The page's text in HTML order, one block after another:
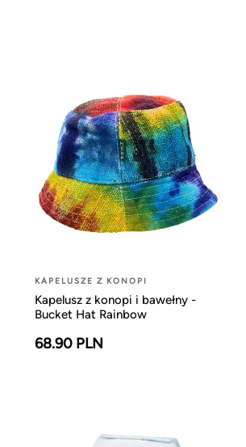
KAPELUSZE Z KONOPI
Kapelusz z konopi i bawełny -
Bucket Hat Rainbow
68.90 PLN